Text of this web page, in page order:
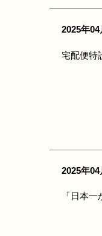
2025年04
宅配便特
2025年04
「日本